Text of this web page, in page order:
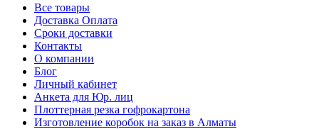
Все товары
Доставка Оплата
Сроки доставки
Контакты
О компании
Блог
Личный кабинет
Анкета для Юр. лиц
Плоттерная резка гофрокартона
Изготовление коробок на заказ в Алматы